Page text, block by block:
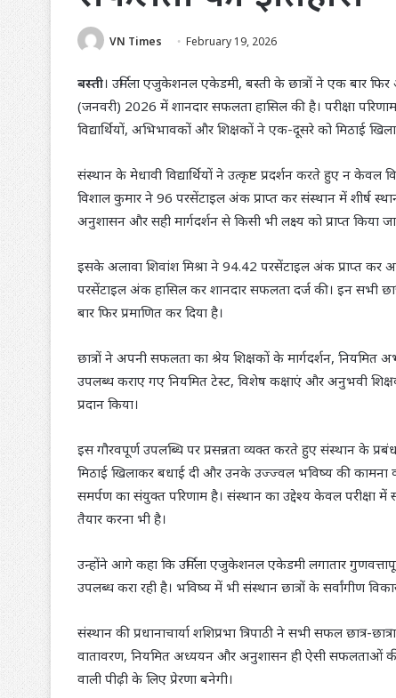
VN Times February 19, 2026
बस्ती। उर्मिला एजुकेशनल एकेडमी, बस्ती के छात्रों ने एक बार
(जनवरी) 2026 में शानदार सफलता हासिल की है। परीक्षा
विद्यार्थियों, अभिभावकों और शिक्षकों ने एक-दूसरे को मिठाई
संस्थान के मेधावी विद्यार्थियों ने उत्कृष्ट प्रदर्शन करते हुए न
विशाल कुमार ने 96 परसेंटाइल अंक प्राप्त कर संस्थान में शीर्ष
अनुशासन और सही मार्गदर्शन से किसी भी लक्ष्य को प्राप्त किया
इसके अलावा शिवांश मिश्रा ने 94.42 परसेंटाइल अंक प्राप्त कर
परसेंटाइल अंक हासिल कर शानदार सफलता दर्ज की। इन सभी
बार फिर प्रमाणित कर दिया है।
छात्रों ने अपनी सफलता का श्रेय शिक्षकों के मार्गदर्शन, नियमित
उपलब्ध कराए गए नियमित टेस्ट, विशेष कक्षाएं और अनुभवी
प्रदान किया।
इस गौरवपूर्ण उपलब्धि पर प्रसन्नता व्यक्त करते हुए संस्थान के
मिठाई खिलाकर बधाई दी और उनके उज्ज्वल भविष्य की कामना
समर्पण का संयुक्त परिणाम है। संस्थान का उद्देश्य केवल परीक्षा में
तैयार करना भी है।
उन्होंने आगे कहा कि उर्मिला एजुकेशनल एकेडमी लगातार
उपलब्ध करा रही है। भविष्य में भी संस्थान छात्रों के सर्वांगीण
संस्थान की प्रधानाचार्या शशिप्रभा त्रिपाठी ने सभी सफल
वातावरण, नियमित अध्ययन और अनुशासन ही ऐसी सफलताओं
वाली पीढ़ी के लिए प्रेरणा बनेगी।